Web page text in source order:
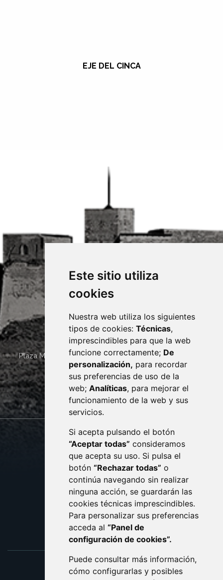
Este sitio utiliza
cookies
Nuestra web utiliza los siguientes
tipos de cookies: Técnicas,
imprescindibles para que la web
funcione correctamente; De
personalización, para recordar
sus preferencias de uso de la
web; Analíticas, para mejorar el
funcionamiento de la web y sus
servicios.
Si acepta pulsando el botón
“Aceptar todas” consideramos
que acepta su uso. Si pulsa el
botón “Rechazar todas” o
continúa navegando sin realizar
ninguna acción, se guardarán las
cookies técnicas imprescindibles.
Para personalizar sus preferencias
acceda al “Panel de
configuración de cookies”.
Puede consultar más información,
cómo configurarlas y posibles
EJE DEL CINCA
Plaza Mayor 4 22400 MONZÓN - ARAGÓN (ESPAÑA)
· (34) 974 400 700 ·
sac@monzon.es
monzon.es
CONTACTO
AVISO LEGAL
PROTECCIÓN DE DATOS
POLÍTICA DE COOKIES
ACCESIBILIDAD
ENLACE EXTERNO AL